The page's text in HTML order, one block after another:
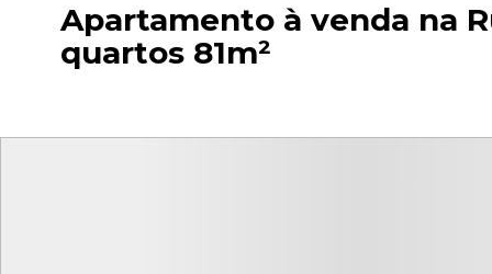
Apartamento à venda na
quartos 81m²